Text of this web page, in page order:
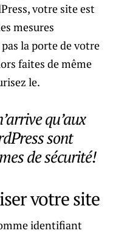
votre site est
mesures
la porte de votre
faites de même
le.
qu’aux
sont
de sécurité!
votre site
identifiant